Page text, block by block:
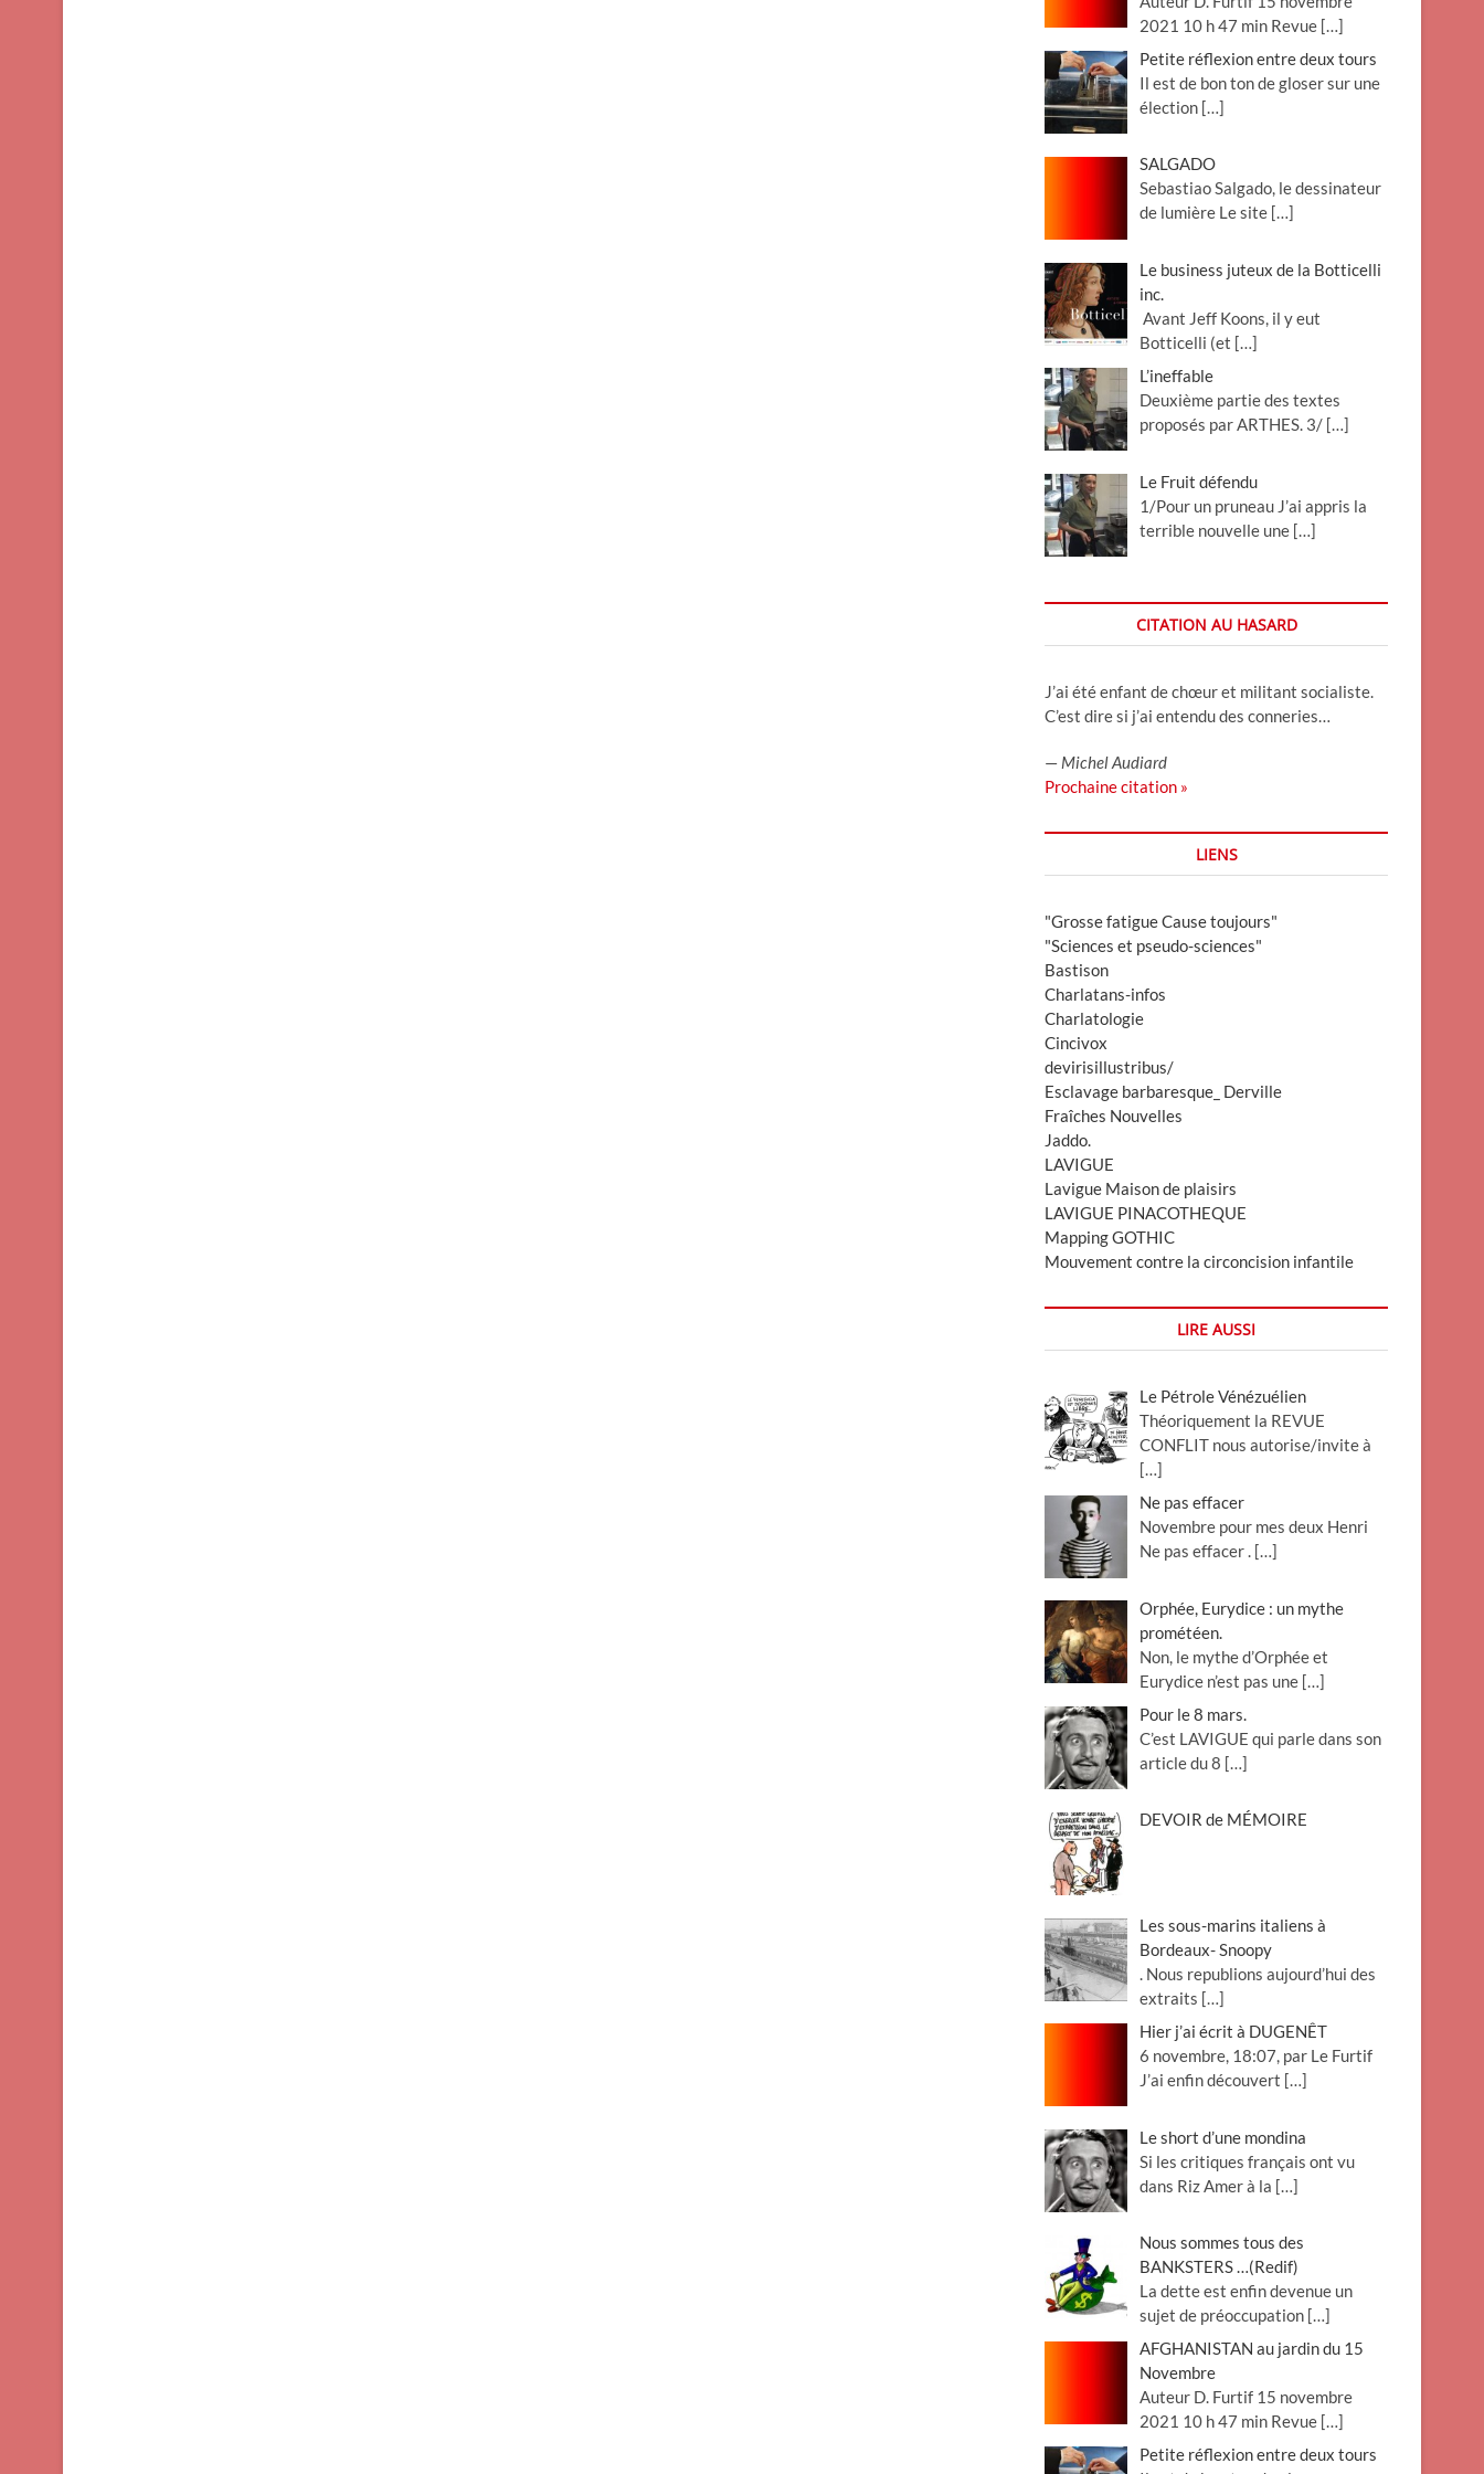
2021 10 h 47 min Revue […]
Petite réflexion entre deux tours
Il est de bon ton de gloser sur une
élection […]
SALGADO
Sebastiao Salgado, le dessinateur
de lumière Le site […]
Le business juteux de la Botticelli
inc.
Avant Jeff Koons, il y eut
Botticelli (et […]
L’ineffable
Deuxième partie des textes
proposés par ARTHES. 3/ […]
Le Fruit défendu
1/Pour un pruneau J’ai appris la
terrible nouvelle une […]
CITATION AU HASARD
J’ai été enfant de chœur et militant socialiste.
C’est dire si j’ai entendu des conneries…
— Michel Audiard
Prochaine citation »
LIENS
"Grosse fatigue Cause toujours"
"Sciences et pseudo-sciences"
Bastison
Charlatans-infos
Charlatologie
Cincivox
devirisillustribus/
Esclavage barbaresque_ Derville
Fraîches Nouvelles
Jaddo.
LAVIGUE
Lavigue Maison de plaisirs
LAVIGUE PINACOTHEQUE
Mapping GOTHIC
Mouvement contre la circoncision infantile
LIRE AUSSI
Le Pétrole Vénézuélien
Théoriquement la REVUE
CONFLIT nous autorise/invite à
[…]
Ne pas effacer
Novembre pour mes deux Henri
Ne pas effacer . […]
Orphée, Eurydice : un mythe
prométéen.
Non, le mythe d’Orphée et
Eurydice n’est pas une […]
Pour le 8 mars.
C’est LAVIGUE qui parle dans son
article du 8 […]
DEVOIR de MÉMOIRE
Les sous-marins italiens à
Bordeaux- Snoopy
. Nous republions aujourd’hui des
extraits […]
Hier j’ai écrit à DUGENÊT
6 novembre, 18:07, par Le Furtif
J’ai enfin découvert […]
Le short d’une mondina
Si les critiques français ont vu
dans Riz Amer à la […]
Nous sommes tous des
BANKSTERS …(Redif)
La dette est enfin devenue un
sujet de préoccupation […]
AFGHANISTAN au jardin du 15
Novembre
Auteur D. Furtif 15 novembre
2021 10 h 47 min Revue […]
Petite réflexion entre deux tours